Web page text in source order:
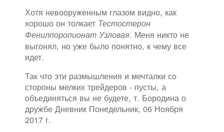
Хотя невооруженным глазом видно, как
хорошо он толкает Тестостерон
Фенилпоропионат Узловая. Меня никто не
выгонял, но уже было понятно, к чему все
идет.
Так что эти размышления и мечталки со
стороны мелких трейдеров - пусты, а
объединяться вы не будете, т. Бородина о
дружбе Дневник Понедельник, 06 Ноября
2017 г.